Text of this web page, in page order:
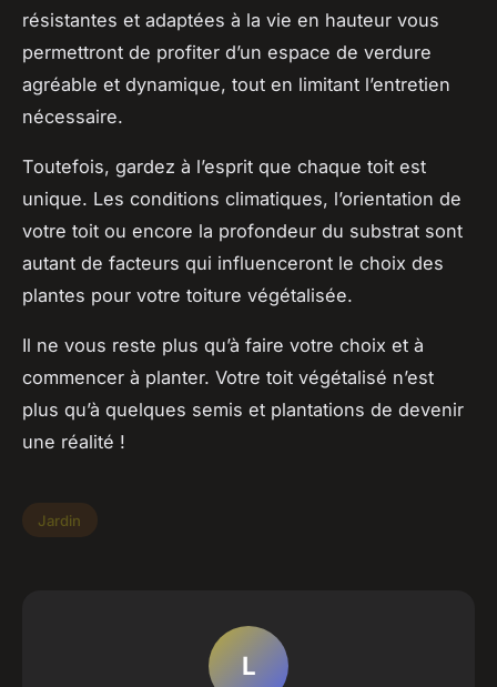
résistantes et adaptées à la vie en hauteur vous
permettront de profiter d’un espace de verdure
agréable et dynamique, tout en limitant l’entretien
nécessaire.
Toutefois, gardez à l’esprit que chaque toit est
unique. Les conditions climatiques, l’orientation de
votre toit ou encore la profondeur du substrat sont
autant de facteurs qui influenceront le choix des
plantes pour votre toiture végétalisée.
Il ne vous reste plus qu’à faire votre choix et à
commencer à planter. Votre toit végétalisé n’est
plus qu’à quelques semis et plantations de devenir
une réalité !
Jardin
L